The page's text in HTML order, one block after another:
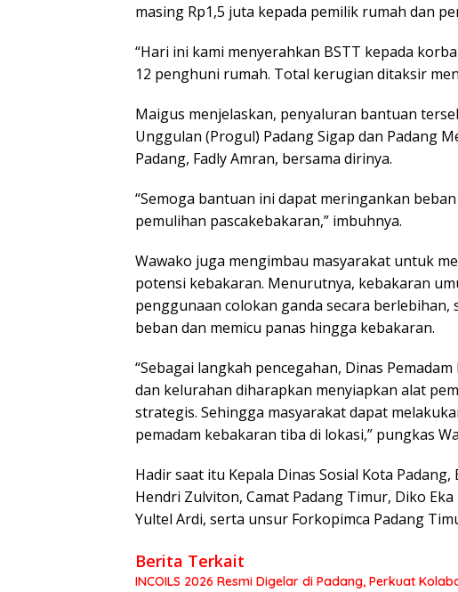
masing Rp1,5 juta kepada pemilik rumah dan
“Hari ini kami menyerahkan BSTT kepada
12 penghuni rumah. Total kerugian ditaksir
Maigus menjelaskan, penyaluran bantuan
Unggulan (Progul) Padang Sigap dan Padang
Padang, Fadly Amran, bersama dirinya.
“Semoga bantuan ini dapat meringankan
pemulihan pascakebakaran,” imbuhnya.
Wawako juga mengimbau masyarakat untuk
potensi kebakaran. Menurutnya, kebakaran
penggunaan colokan ganda secara
beban dan memicu panas hingga kebakaran.
“Sebagai langkah pencegahan, Dinas
dan kelurahan diharapkan menyiapkan alat
strategis. Sehingga masyarakat dapat
pemadam kebakaran tiba di lokasi,” pungkas
Hadir saat itu Kepala Dinas Sosial Kota Padang,
Hendri Zulviton, Camat Padang Timur, Diko
Yultel Ardi, serta unsur Forkopimca Padang
Berita Terkait
INCOILS 2026 Resmi Digelar di Padang, Perkuat